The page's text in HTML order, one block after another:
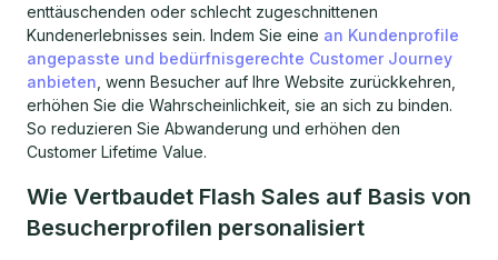
enttäuschenden oder schlecht zugeschnittenen
Kundenerlebnisses sein. Indem Sie eine an Kundenprofile
angepasste und bedürfnisgerechte Customer Journey
anbieten , wenn Besucher auf Ihre Website zurückkehren,
erhöhen Sie die Wahrscheinlichkeit, sie an sich zu binden.
So reduzieren Sie Abwanderung und erhöhen den
Customer Lifetime Value.
Wie Vertbaudet Flash Sales auf Basis von
Besucherprofilen personalisiert